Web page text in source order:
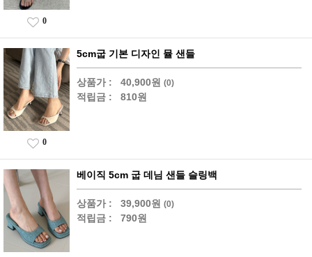
0
5cm굽 기본 디자인 뮬 샌들
상품가 : 40,900원 (0)
적립금 : 810원
0
베이직 5cm 굽 데님 샌들 슬링백
상품가 : 39,900원 (0)
적립금 : 790원